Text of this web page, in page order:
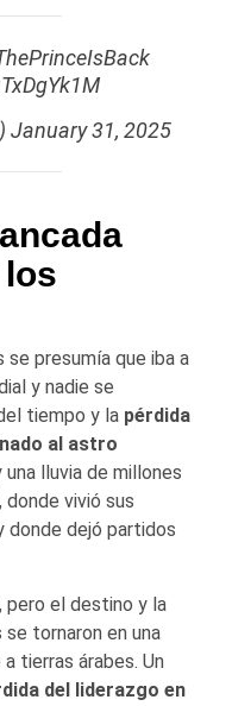
January 31, 2025
se presumía que iba a
y nadie se
tiempo y la pérdida
al astro
una lluvia de millones
donde vivió sus
donde dejó partidos
pero el destino y la
tornaron en una
tierras árabes. Un
del liderazgo en